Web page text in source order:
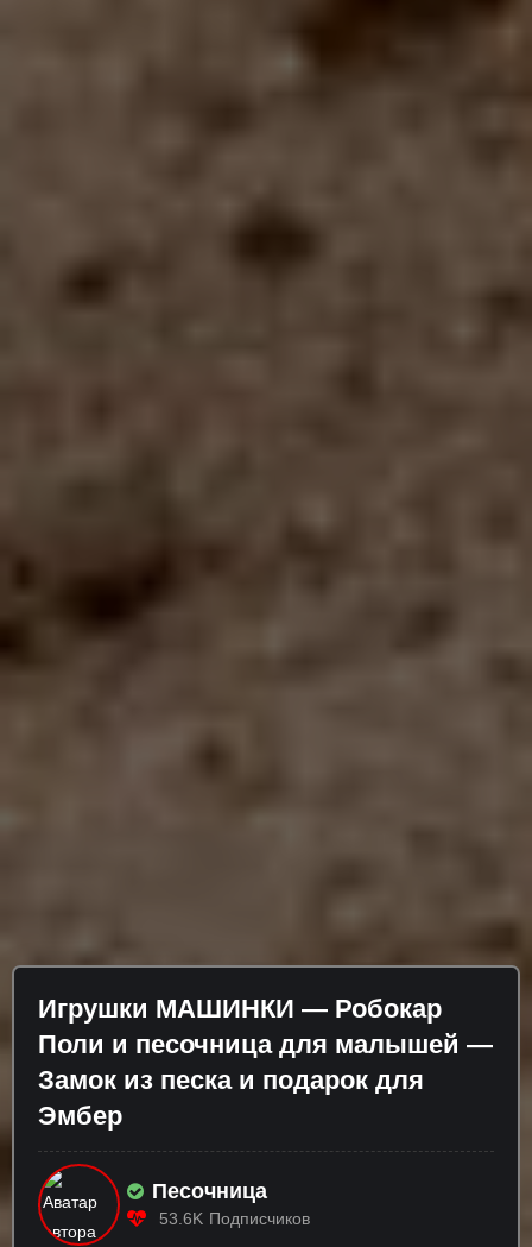
Игрушки МАШИНКИ — Робокар
Поли и песочница для малышей —
Замок из песка и подарок для
Эмбер
Песочница
53.6K Подписчиков